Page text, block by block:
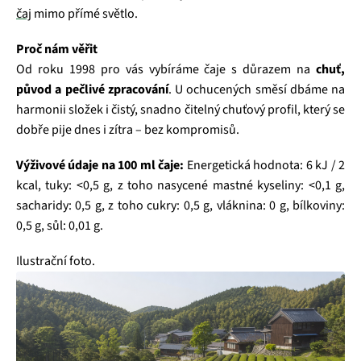
čaj mimo přímé světlo.
Proč nám věřit
Od roku 1998 pro vás vybíráme čaje s důrazem na chuť,
původ a pečlivé zpracování. U ochucených směsí dbáme na
harmonii složek i čistý, snadno čitelný chuťový profil, který se
dobře pije dnes i zítra – bez kompromisů.
Výživové údaje na 100 ml čaje: Energetická hodnota: 6 kJ / 2
kcal, tuky: <0,5 g, z toho nasycené mastné kyseliny: <0,1 g,
sacharidy: 0,5 g, z toho cukry: 0,5 g, vláknina: 0 g, bílkoviny:
0,5 g, sůl: 0,01 g.
Ilustrační foto.